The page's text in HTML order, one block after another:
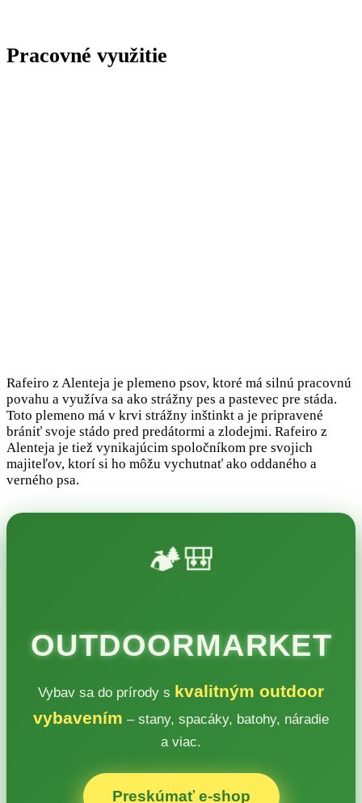
Pracovné využitie
Rafeiro z Alenteja je plemeno psov, ktoré má silnú pracovnú
povahu a využíva sa ako strážny pes a pastevec pre stáda.
Toto plemeno má v krvi strážny inštinkt a je pripravené
brániť svoje stádo pred predátormi a zlodejmi. Rafeiro z
Alenteja je tiež vynikajúcim spoločníkom pre svojich
majiteľov, ktorí si ho môžu vychutnať ako oddaného a
verného psa.
🏕️🎒
OUTDOORMARKET
Vybav sa do prírody s kvalitným outdoor
vybavením – stany, spacáky, batohy, náradie
a viac.
Preskúmať e‑shop